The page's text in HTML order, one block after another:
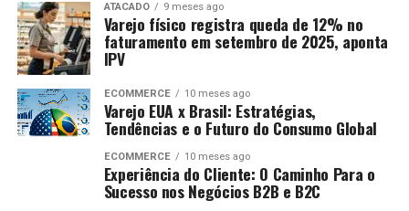
ATACADO 9 meses ago
Varejo físico registra queda de 12% no
faturamento em setembro de 2025, aponta
IPV
ECOMMERCE 10 meses ago
Varejo EUA x Brasil: Estratégias,
Tendências e o Futuro do Consumo Global
ECOMMERCE 10 meses ago
Experiência do Cliente: O Caminho Para o
Sucesso nos Negócios B2B e B2C